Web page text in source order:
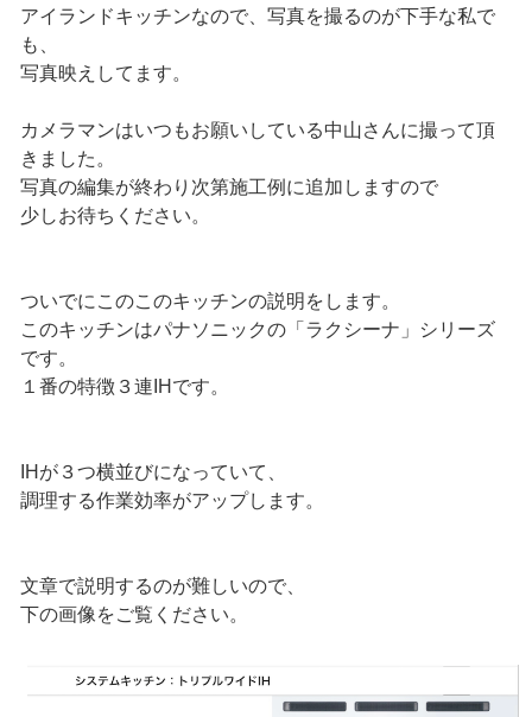
アイランドキッチンなので、写真を撮るのが下手な私で
も、
写真映えしてます。
カメラマンはいつもお願いしている中山さんに撮って頂
きました。
写真の編集が終わり次第施工例に追加しますので
少しお待ちください。
ついでにこのこのキッチンの説明をします。
このキッチンはパナソニックの「ラクシーナ」シリーズ
です。
１番の特徴３連IHです。
IHが３つ横並びになっていて、
調理する作業効率がアップします。
文章で説明するのが難しいので、
下の画像をご覧ください。